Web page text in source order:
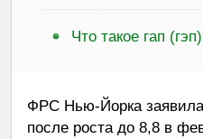
Что такое гап
ФРС Нью-Йорка
после роста до 8,8 в